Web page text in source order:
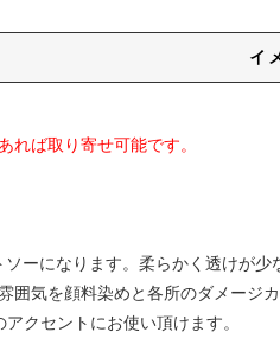
イ
ば取り寄せ可能です。
ーになります。柔らかく透けが
気を顔料染めと各所のダメージ
クセントにお使い頂けます。